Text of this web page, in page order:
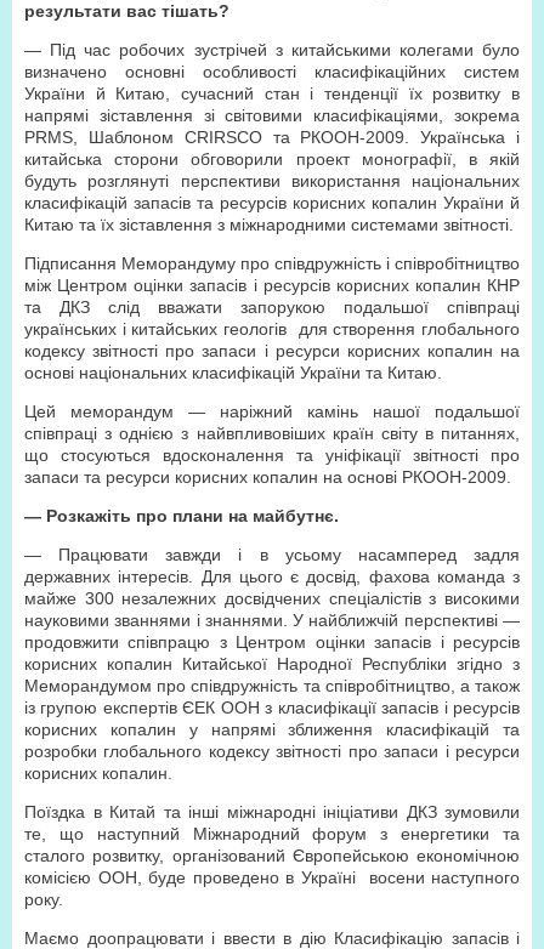
результати вас тішать?
— Під час робочих зустрічей з китайськими колегами було
визначено основні особливості класифікаційних систем
України й Китаю, сучасний стан і тенденції їх розвитку в
напрямі зіставлення зі світовими класифікаціями, зокрема
PRMS, Шаблоном CRIRSCO та РКООН-2009. Українська і
китайська сторони обговорили проект монографії, в якій
будуть розглянуті перспективи використання національних
класифікацій запасів та ресурсів корисних копалин України й
Китаю та їх зіставлення з міжнародними системами звітності.
Підписання Меморандуму про співдружність і співробітництво
між Центром оцінки запасів і ресурсів корисних копалин КНР
та ДКЗ слід вважати запорукою подальшої співпраці
українських і китайських геологів для створення глобального
кодексу звітності про запаси і ресурси корисних копалин на
основі національних класифікацій України та Китаю.
Цей меморандум — наріжний камінь нашої подальшої
співпраці з однією з найвпливовіших країн світу в питаннях,
що стосуються вдосконалення та уніфікації звітності про
запаси та ресурси корисних копалин на основі РКООН-2009.
— Розкажіть про плани на майбутнє.
— Працювати завжди і в усьому насамперед задля
державних інтересів. Для цього є досвід, фахова команда з
майже 300 незалежних досвідчених спеціалістів з високими
науковими званнями і знаннями. У найближчій перспективі —
продовжити співпрацю з Центром оцінки запасів і ресурсів
корисних копалин Китайської Народної Республіки згідно з
Меморандумом про співдружність та співробітництво, а також
із групою експертів ЄЕК ООН з класифікації запасів і ресурсів
корисних копалин у напрямі зближення класифікацій та
розробки глобального кодексу звітності про запаси і ресурси
корисних копалин.
Поїздка в Китай та інші міжнародні ініціативи ДКЗ зумовили
те, що наступний Міжнародний форум з енергетики та
сталого розвитку, організований Європейською економічною
комісією ООН, буде проведено в Україні восени наступного
року.
Маємо доопрацювати і ввести в дію Класифікацію запасів і